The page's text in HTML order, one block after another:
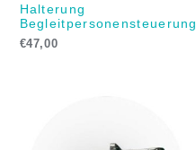
Halterung
Begleitpersonensteuerung
€47,00